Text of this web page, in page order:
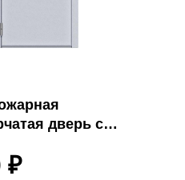
дверь с
₽